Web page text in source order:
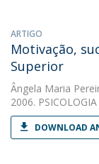
ARTIGO
Motivação,
Superior
Ângela Maria
2006. PSICOLOGIA
DOWNLOAD